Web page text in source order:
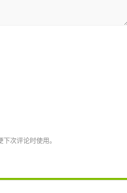
次评论时使用。